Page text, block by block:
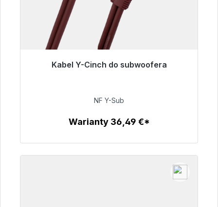
Kabel Y-Cinch do subwoofera
Gotowy do natychmiastowej wysyłki, czas
50,99 €
NF Y-Sub
Warianty 36,49 €*